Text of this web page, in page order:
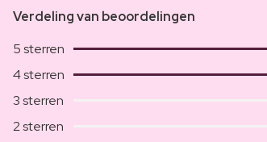
Verdeling van beoordelingen
5 sterren
4 sterren
3 sterren
2 sterren